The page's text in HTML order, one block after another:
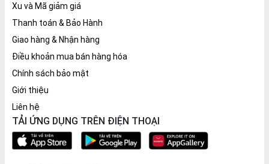
Xu và Mã giảm giá
Thanh toán & Bảo Hành
Giao hàng & Nhận hàng
Điều khoản mua bán hàng hóa
Chính sách bảo mật
Giới thiệu
Liên hệ
TẢI ỨNG DỤNG TRÊN ĐIỆN THOẠI